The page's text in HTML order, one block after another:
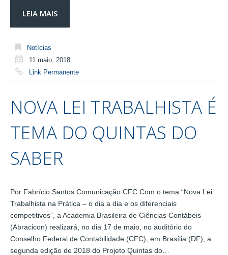
LEIA MAIS
Notícias
11 maio, 2018
Link Permanente
NOVA LEI TRABALHISTA É
TEMA DO QUINTAS DO
SABER
Por Fabrício Santos Comunicação CFC Com o tema “Nova Lei
Trabalhista na Prática – o dia a dia e os diferenciais
competitivos”, a Academia Brasileira de Ciências Contábeis
(Abracicon) realizará, no dia 17 de maio, no auditório do
Conselho Federal de Contabilidade (CFC), em Brasília (DF), a
segunda edição de 2018 do Projeto Quintas do…